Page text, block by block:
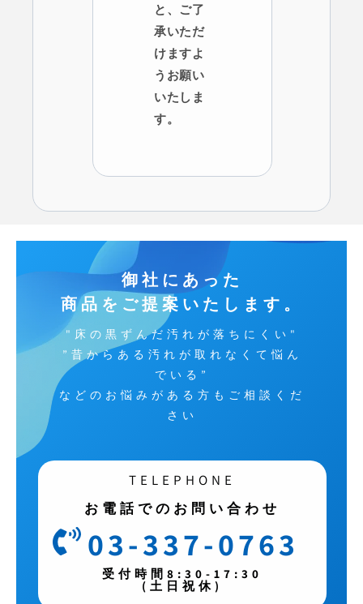
と、ご了
承いただ
けますよ
うお願い
いたしま
す。
御社にあった
商品をご提案いたします。
"床の黒ずんだ汚れが落ちにくい"
”昔からある汚れが取れなくて悩ん
でいる”
などのお悩みがある方もご相談くだ
さい
TELEPHONE
お電話でのお問い合わせ
03-337-0763
受付時間8:30-17:30
(土日祝休)